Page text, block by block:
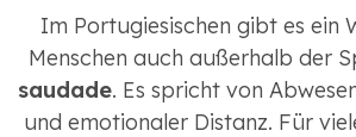
Im Portugiesischen gibt es ein
Menschen auch außerhalb der
saudade. Es spricht von
und emotionaler Distanz. Für